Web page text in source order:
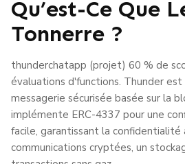
Qu’est-Ce Que
Tonnerre ?
thunderchatapp (projet) 60 % de
évaluations d'functions. Thunder
messagerie sécurisée basée sur la
implémente ERC-4337 pour une
facile, garantissant la confidentialité
communications cryptées, un